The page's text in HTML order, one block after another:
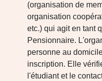
(organisation de
organisation
etc.) qui agit en tant
Pensionnaire.
personne au
inscription. Elle
l'étudiant et le